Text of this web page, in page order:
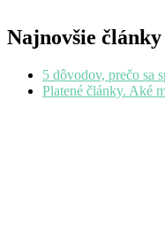
Najnovšie články
5 dôvodov, prečo sa
Platené články. Aké